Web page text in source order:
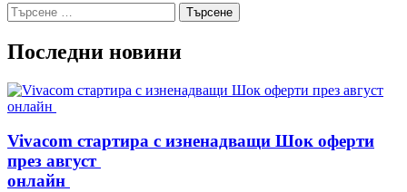
Търсене
за:
Последни новини
Vivacom стартира с изненадващи Шок оферти
през август
онлайн